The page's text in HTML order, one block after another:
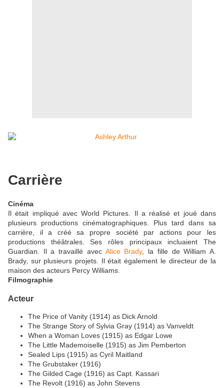
Carrière
Cinéma
Il était impliqué avec World Pictures. Il a réalisé et joué dans
plusieurs productions cinématographiques. Plus tard dans sa
carrière, il a créé sa propre société par actions pour les
productions théâtrales. Ses rôles principaux incluaient The
Guardian. Il a travaillé avec Alice Brady, la fille de William A.
Brady, sur plusieurs projets. Il était également le directeur de la
maison des acteurs Percy Williams.
Filmographie
Acteur
The Price of Vanity (1914) as Dick Arnold
The Strange Story of Sylvia Gray (1914) as Vanveldt
When a Woman Loves (1915) as Edgar Lowe
The Little Mademoiselle (1915) as Jim Pemberton
Sealed Lips (1915) as Cyril Maitland
The Grubstaker (1916)
The Gilded Cage (1916) as Capt. Kassari
The Revolt (1916) as John Stevens